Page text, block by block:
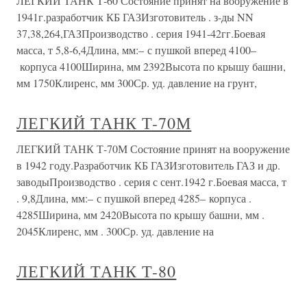
1941г.разработчик КБ ГАЗИзготовитель . з-ды NN
37,38,264,ГАЗПроизводство . серия 1941-42гг.Боевая
масса, т 5,8-6,4Длина, мм:– с пушкой вперед 4100–
корпуса 4100Ширина, мм 2392Высота по крышу башни,
мм 1750Клиренс, мм 300Ср. уд. давление на грунт,
ЛЕГКИЙ ТАНК Т-70М
ЛЕГКИЙ ТАНК Т-70М Состояние принят на вооружение
в 1942 году.Разработчик КБ ГАЗИзготовитель ГАЗ и др.
заводыПроизводство . серия с сент.1942 г.Боевая масса, т
. 9,8Длина, мм:– с пушкой вперед 4285– корпуса .
4285Ширина, мм 2420Высота по крышу башни, мм .
2045Клиренс, мм . 300Ср. уд. давление на
ЛЕГКИЙ ТАНК Т-80